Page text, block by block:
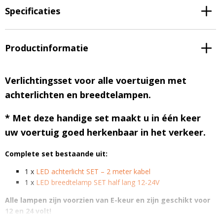
Specificaties
Productinformatie
Verlichtingsset voor alle voertuigen met
achterlichten en breedtelampen.
* Met deze handige set maakt u in één keer
uw voertuig goed herkenbaar in het verkeer.
Complete set bestaande uit:
1 x LED achterlicht SET – 2 meter kabel
1 x LED breedtelamp SET half lang 12-24V
Alle lampen zijn voorzien van E-keur en zijn geschikt voor
12 en 24 volt!